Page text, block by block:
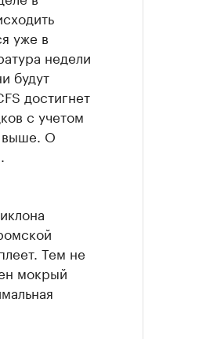
уже в
недели
будут
достигнет
с учетом
выше. О
Тем не
мокрый